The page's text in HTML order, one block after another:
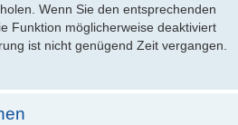
Wenn Sie den entsprechenden
Funktion möglicherweise deaktiviert
ist nicht genügend Zeit vergangen.